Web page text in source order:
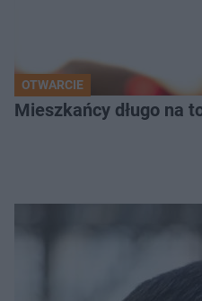
OTWARCIE
Mieszkańcy długo na